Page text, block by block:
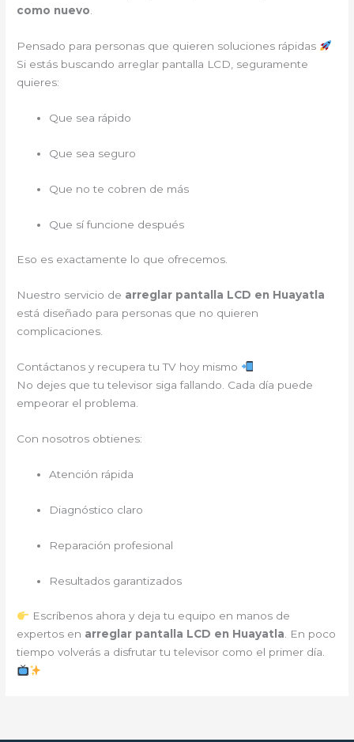
como nuevo
Pensado para personas que quieren soluciones rápidas
Si estás buscando arreglar pantalla LCD, seguramente
quieres:
Que sea rápido
Que sea seguro
Que no te cobren de más
Que sí funcione después
Eso es exactamente lo que ofrecemos.
Nuestro servicio de arreglar pantalla LCD en Huayatla
está diseñado para personas que no quieren
complicaciones.
Contáctanos y recupera tu TV hoy mismo
No dejes que tu televisor siga fallando. Cada día puede
empeorar el problema.
Con nosotros obtienes:
Atención rápida
Diagnóstico claro
Reparación profesional
Resultados garantizados
Escríbenos ahora y deja tu equipo en manos de
expertos en arreglar pantalla LCD en Huayatla. En poco
tiempo volverás a disfrutar tu televisor como el primer día.